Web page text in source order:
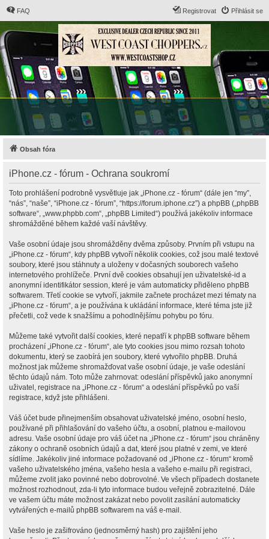
FAQ Přihlásit se
Registrovat
Obsah fóra
iPhone.cz - fórum - Ochrana soukromí
Toto prohlášení podrobně vysvětluje jak „iPhone.cz - fórum“ (dále jen “my”,
“nás”, “naše”, “iPhone.cz - fórum”, “https://forum.iphone.cz”) a phpBB („phpBB
software“, „www.phpbb.com“, „phpBB Limited“) používá jakékoliv informace
shromážděné během každé vaší návštěvy.
Vaše osobní údaje jsou shromážděny dvěma způsoby. Prvním při vstupu na
„iPhone.cz - fórum“, kdy phpBB vytvoří několik cookies, což jsou malé textové
soubory, které jsou stáhnuty a uloženy v dočasných souborech vašeho
internetového prohlížeče. První dvě cookies obsahují jen uživatelské-id a
anonymní identifikátor session, které je vám automaticky přiděleno phpBB
softwarem. Třetí cookie se vytvoří, jakmile začnete procházet mezi tématy na
„iPhone.cz - fórum“, a je používána k ukládání informace, které téma jste již
přečetli, což vede k snažšímu a pohodlnějšímu pohybu po fóru.
Můžeme také vytvořit další cookies, které nepatří k phpBB software během
procházení „iPhone.cz - fórum“, ale tyto cookies jsou mimo rozsah tohoto
dokumentu, který se zaobírá jen soubory, které vytvořilo phpBB. Druhá
možnost jak můžeme shromažďovat vaše osobní údaje, je vaše odeslání
těchto údajů nám. Toto může zahrnovat: odeslání příspěvků jako anonymní
uživatel, registrace na „iPhone.cz - fórum“ a odeslání příspěvků po vaší
registrace, když jste přihlášeni.
Váš účet bude přinejmenším obsahovat uživatelské jméno, osobní heslo,
používané při přihlašování do vašeho účtu, a osobní, platnou e-mailovou
adresu. Vaše osobní údaje pro váš účet na „iPhone.cz - fórum“ jsou chráněny
zákony o ochraně osobních údajů a dat, které jsou platné v zemi, ve které
sídlíme. Jakékoliv jiné informace požadované od „iPhone.cz - fórum“ kromě
vašeho uživatelského jména, vašeho hesla a vašeho e-mailu při registraci,
můžeme zvolit jako povinné nebo dobrovolné. Ve všech případech dostanete
možnost rozhodnout, zda-li tyto informace budou veřejně zobrazitelné. Dále
ve vašem účtu máte možnost zakázat nebo povolit zasílání automaticky
vytvářených e-mailů phpBB softwarem na váš e-mail.
Vaše heslo je zašifrováno (jednosměrný hash) pro zajištění jeho